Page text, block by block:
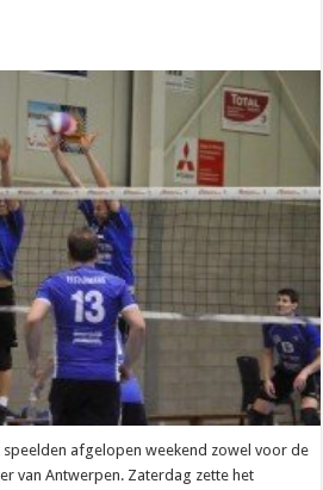
speelden afgelopen weekend zowel voor de
van Antwerpen. Zaterdag zette het